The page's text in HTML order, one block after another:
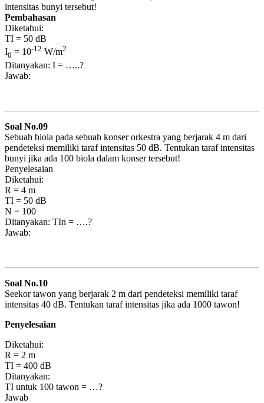
intensitas bunyi tersebut!
Pembahasan
Diketahui:
TI = 50 dB
I0 = 10-12 W/m2
Ditanyakan: I = …..?
Jawab:
Soal No.09
Sebuah biola pada sebuah konser orkestra yang berjarak 4 m dari
pendeteksi memiliki taraf intensitas 50 dB. Tentukan taraf intensitas
bunyi jika ada 100 biola dalam konser tersebut!
Penyelesaian
Diketahui:
R = 4 m
TI = 50 dB
N = 100
Ditanyakan: TIn = ….?
Jawab:
Soal No.10
Seekor tawon yang berjarak 2 m dari pendeteksi memiliki taraf
intensitas 40 dB. Tentukan taraf intensitas jika ada 1000 tawon!
Penyelesaian
Diketahui:
R = 2 m
TI = 400 dB
Ditanyakan:
TI untuk 100 tawon = …?
Jawab